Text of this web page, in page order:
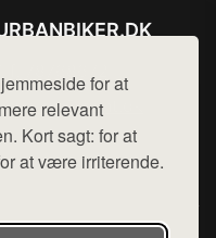
for at
relevant
Kort sagt: for at
at være irriterende.
Mail: hej@want.dk
Cookie- og privatlivspolitik